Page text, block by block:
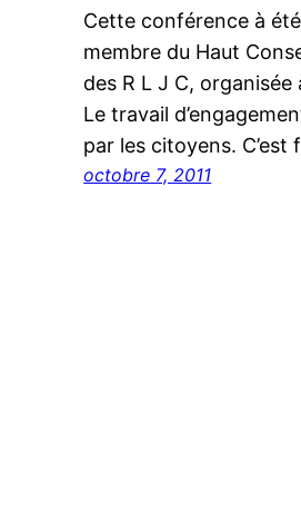
Cette conférence à
membre du Haut
des R L J C, organisée
Le travail
par les citoyens.
octobre 7, 2011